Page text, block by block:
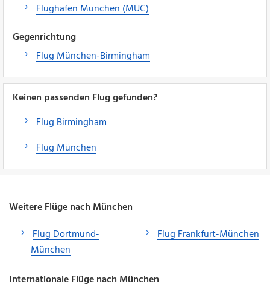
Flughafen München (MUC)
Gegenrichtung
Flug München-Birmingham
Keinen passenden Flug gefunden?
Flug Birmingham
Flug München
Weitere Flüge nach München
Flug Dortmund-
München
Flug Frankfurt-München
Internationale Flüge nach München